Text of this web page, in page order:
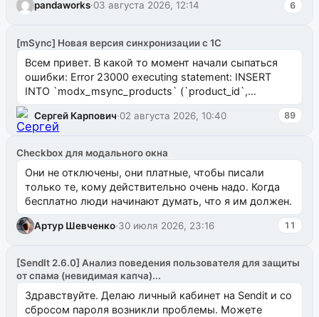
pandaworks·03 августа 2026, 12:14 6
[mSync] Новая версия синхронизации с 1С
Всем привет. В какой то момент начали сыпаться
ошибки: Error 23000 executing statement: INSERT
INTO `modx_msync_products` (`product_id`,
`uuid_1c`) VALUES ...
Сергей Карпович·02 августа 2026, 10:40 89
Checkbox для модального окна
Они не отключены, они платные, чтобы писали
только те, кому действительно очень надо. Когда
бесплатно люди начинают думать, что я им должен.
Артур Шевченко·30 июля 2026, 23:16 11
[SendIt 2.6.0] Анализ поведения пользователя для защиты
от спама (невидимая капча)...
Здравствуйте. Делаю личный кабинет на Sendit и со
сбросом пароля возникли проблемы. Можете